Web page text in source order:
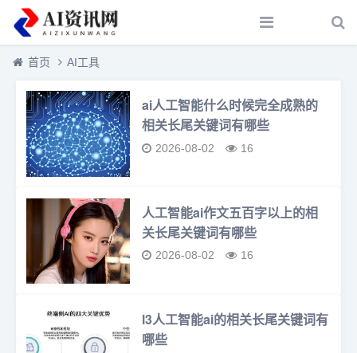
首页 AI工具
ai人工智能什么时候完全成熟的
相关长尾关键词有哪些
2026-08-02 16
人工智能ai作文五百字以上的相
关长尾关键词有哪些
2026-08-02 16
l3人工智能ai的相关长尾关键词有
哪些